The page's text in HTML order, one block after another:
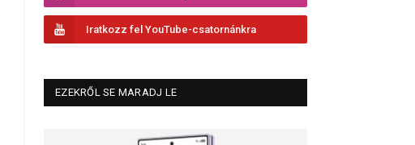
Iratkozz fel YouTube-csatornánkra
EZEKRŐL SE MARADJ LE